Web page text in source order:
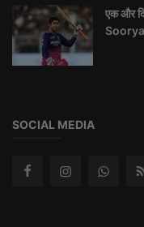
एक और
SOCIAL MEDIA